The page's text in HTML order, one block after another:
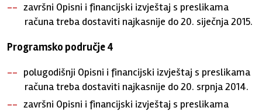
završni Opisni i financijski izvještaj s preslikama
računa treba dostaviti najkasnije do 20. siječnja 2015.
Programsko područje 4
polugodišnji Opisni i financijski izvještaj s preslikama
računa treba dostaviti najkasnije do 20. srpnja 2014.
završni Opisni i financijski izvještaj s preslikama